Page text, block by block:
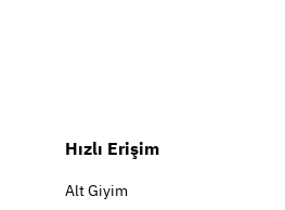
Hızlı Erişim
Alt Giyim